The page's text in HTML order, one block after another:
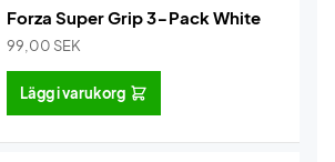
Forza Super Grip 3-Pack White
99,00 SEK
Lägg i varukorg